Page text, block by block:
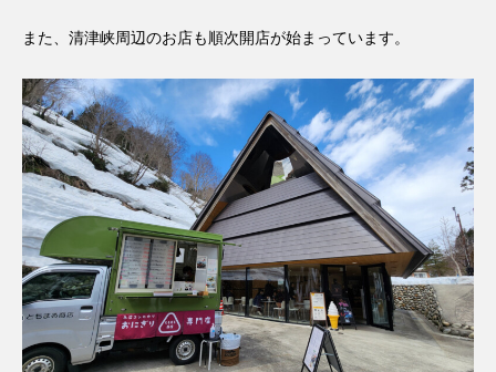
また、清津峡周辺のお店も順次開店が始まっています。